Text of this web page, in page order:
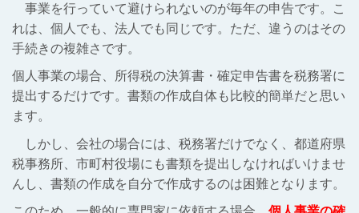
事業を行っていて避けられないのが毎年の申告です。こ
れは、個人でも、法人でも同じです。ただ、違うのはその
手続きの複雑さです。
個人事業の場合、所得税の決算書・確定申告書を税務署に
提出するだけです。書類の作成自体も比較的簡単だと思い
ます。
しかし、会社の場合には、税務署だけでなく、都道府県
税事務所、市町村役場にも書類を提出しなければいけませ
んし、書類の作成を自分で作成するのは困難となります。